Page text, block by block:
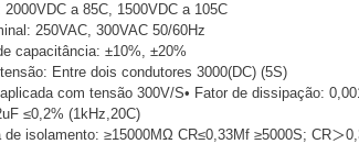
2000VDC a 85C, 1500VDC a 105C
250VAC, 300VAC 50/60Hz
capacitância: ±10%, ±20%
Entre dois condutores 3000(DC) (5S)
com tensão 300V/S• Fator de dissipação:
≤0,2% (1kHz,20C)
de isolamento: ≥15000MΩ CR≤0,33Mf ≥5000S; CR＞